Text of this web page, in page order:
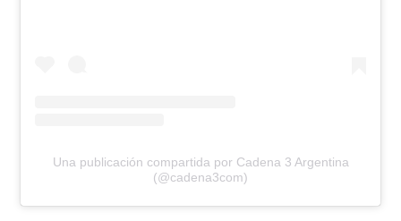
Una publicación compartida por Cadena 3 Argentina
(@cadena3com)